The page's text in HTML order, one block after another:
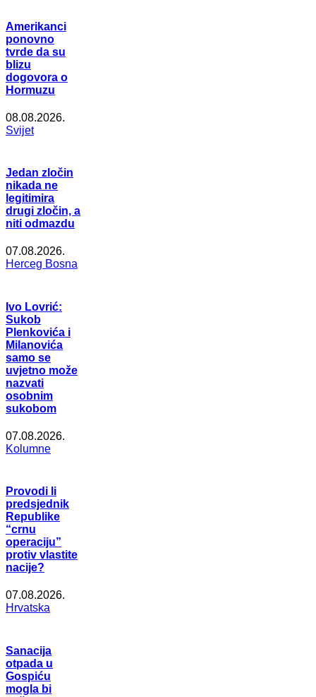
Amerikanci
ponovno
tvrde da su
blizu
dogovora o
Hormuzu
08.08.2026.
Svijet
Jedan zločin
nikada ne
legitimira
drugi zločin, a
niti odmazdu
07.08.2026.
Herceg Bosna
Ivo Lovrić:
Sukob
Plenkovića i
Milanovića
samo se
uvjetno može
nazvati
osobnim
sukobom
07.08.2026.
Kolumne
Provodi li
predsjednik
Republike
“crnu
operaciju”
protiv vlastite
nacije?
07.08.2026.
Hrvatska
Sanacija
otpada u
Gospiću
mogla bi